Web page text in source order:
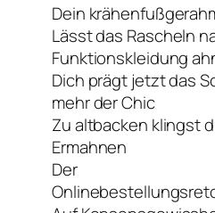
Dein
Lässt das Rascheln
Funktionskleidung
Dich prägt jetzt das
mehr der Chic
Zu altbacken klingst
Ermahnen
Der